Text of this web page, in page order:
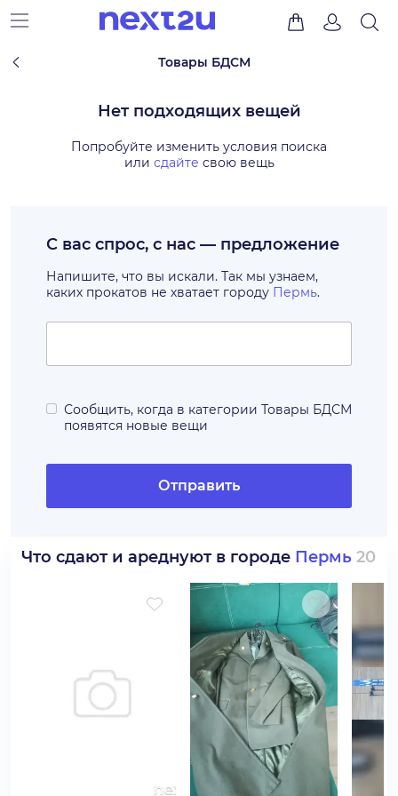
Товары БДСМ
Нет подходящих вещей
Попробуйте изменить условия поиска
или сдайте свою вещь
С вас спрос, с нас — предложение
Напишите, что вы искали. Так мы узнаем,
каких прокатов не хватает городу Пермь.
Сообщить, когда в категории Товары БДСМ
появятся новые вещи
Отправить
Что сдают и ареднуют в городе Пермь 20